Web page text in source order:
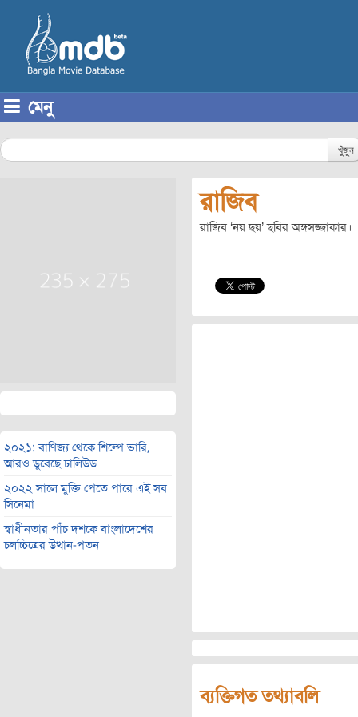
মেনু
খুঁজুন
২০২১: বাণিজ্য থেকে শিল্পে ভারি,
আরও ডুবেছে ঢালিউড
২০২২ সালে মুক্তি পেতে পারে এই সব
সিনেমা
স্বাধীনতার পাঁচ দশকে বাংলাদেশের
চলচ্চিত্রের উত্থান-পতন
রাজিব
রাজিব ‘নয় ছয়’ ছবির অঙ্গসজ্জাকার।
ব্যক্তিগত তথ্যাবলি